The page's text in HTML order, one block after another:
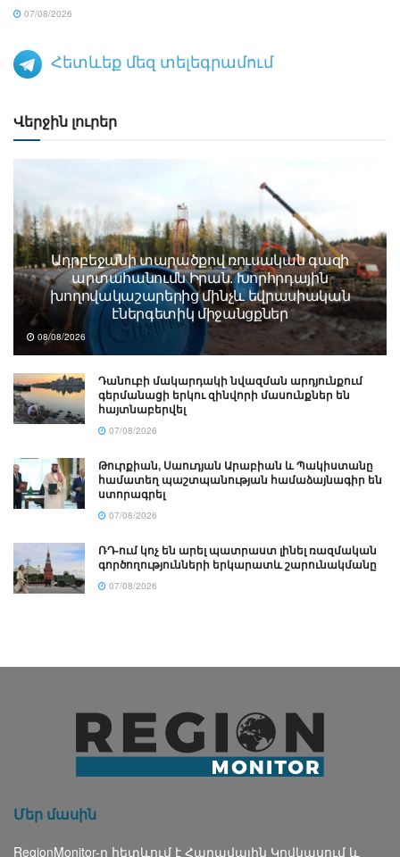
07/08/2026
Հետևեք մեզ տելեգրամում
Վերջին լուրեր
Ադրբեջանի տարածքով ռուսական գազի
արտահանումն Իրան. Խորհրդային
խողովակաշարերից մինչև եվրասիական
էներգետիկ միջանցքներ
08/08/2026
Դանուբի մակարդակի նվազման արդյունքում
գերմանացի երկու զինվորի մասունքներ են
հայտնաբերվել
07/08/2026
Թուրքիան, Սաուդյան Արաբիան և Պակիստանը
համատեղ պաշտպանության համաձայնագիր են
ստորագրել
07/08/2026
ՌԴ-ում կոչ են արել պատրաստ լինել ռազմական
գործողությունների երկարատև շարունակմանը
07/08/2026
Մեր մասին
RegionMonitor-ը հետևում է Հարավային Կովկասում և